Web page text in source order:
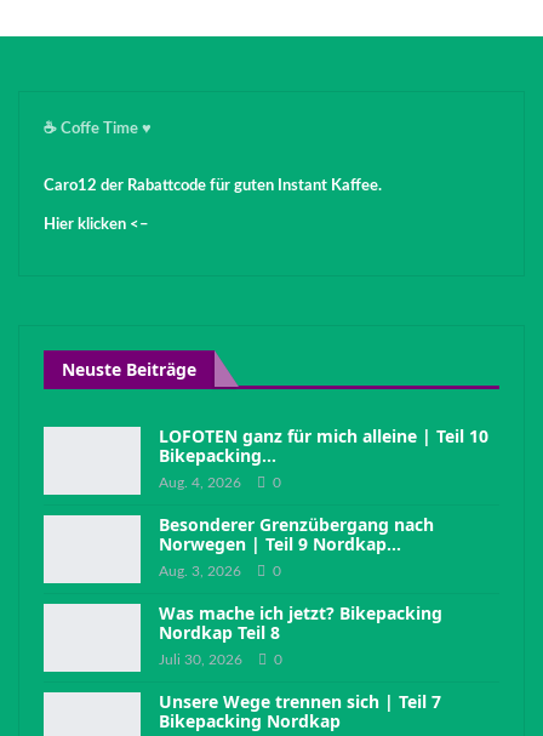
☕️ Coffe Time ♥️
Caro12 der Rabattcode für guten Instant Kaffee.
Hier klicken <–
Neuste Beiträge
LOFOTEN ganz für mich alleine | Teil 10
Bikepacking…
Aug. 4, 2026 0
Besonderer Grenzübergang nach
Norwegen | Teil 9 Nordkap…
Aug. 3, 2026 0
Was mache ich jetzt? Bikepacking
Nordkap Teil 8
Juli 30, 2026 0
Unsere Wege trennen sich | Teil 7
Bikepacking Nordkap